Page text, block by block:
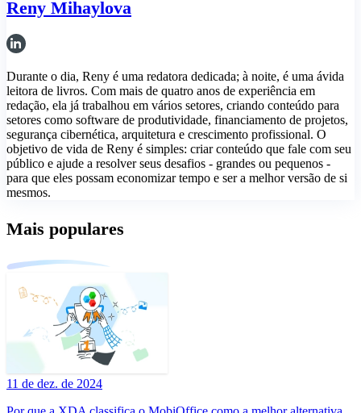
Reny Mihaylova
Durante o dia, Reny é uma redatora dedicada; à noite, é uma ávida
leitora de livros. Com mais de quatro anos de experiência em
redação, ela já trabalhou em vários setores, criando conteúdo para
setores como software de produtividade, financiamento de projetos,
segurança cibernética, arquitetura e crescimento profissional. O
objetivo de vida de Reny é simples: criar conteúdo que fale com seu
público e ajude a resolver seus desafios - grandes ou pequenos -
para que eles possam economizar tempo e ser a melhor versão de si
mesmos.
Mais populares
11 de dez. de 2024